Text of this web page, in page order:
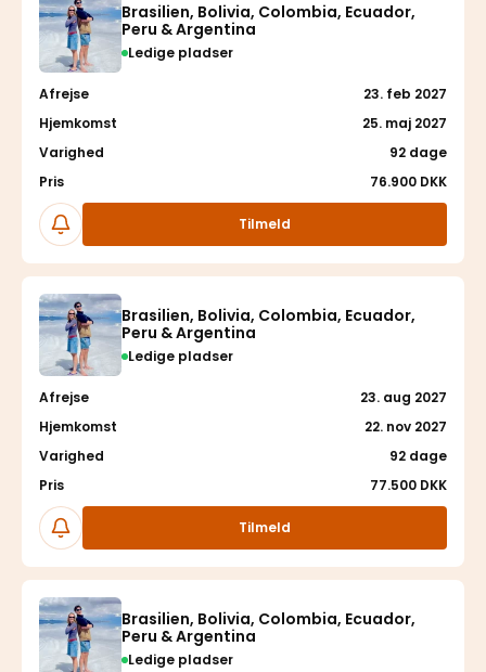
Brasilien, Bolivia, Colombia, Ecuador,
Peru & Argentina
Ledige pladser
Afrejse
23. feb 2027
Hjemkomst
25. maj 2027
Varighed
92 dage
Pris
76.900 DKK
Følg
Tilmeld
Brasilien, Bolivia, Colombia, Ecuador,
Peru & Argentina
Ledige pladser
Afrejse
23. aug 2027
Hjemkomst
22. nov 2027
Varighed
92 dage
Pris
77.500 DKK
Følg
Tilmeld
Brasilien, Bolivia, Colombia, Ecuador,
Peru & Argentina
Ledige pladser